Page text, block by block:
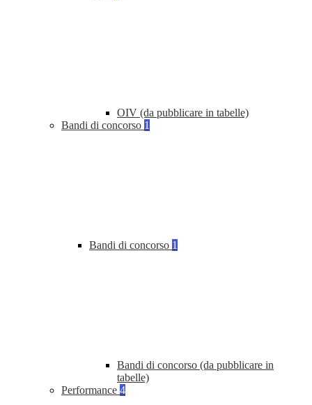
OIV (da pubblicare in tabelle)
Bandi di concorso 1
Bandi di concorso 1
Bandi di concorso (da pubblicare in
tabelle)
Performance 4